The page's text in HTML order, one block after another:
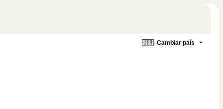
🇺🇸 Cambiar país